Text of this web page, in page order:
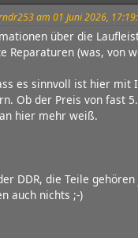
am 01 Juni 2026,
über die
Reparaturen (was, von
es sinnvoll ist hier mit
Ob der Preis von fast
hier mehr weiß.
DDR, die Teile
auch nichts ;-)